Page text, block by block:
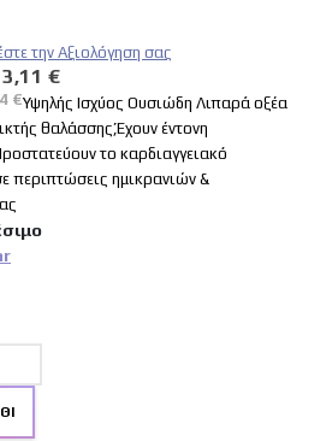
την Αξιολόγηση σας
€
€Υψηλής Ισχύος Ουσιώδη Λιπαρά οξέα
θαλάσσης,Έχουν έντονη
το καρδιαγγειακό
περιπτώσεις ημικρανιών &